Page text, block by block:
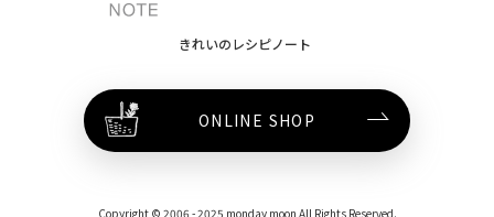
きれいのレシピノート
ONLINE SHOP
Copyright © 2006 - 2025 monday moon All Rights Reserved.